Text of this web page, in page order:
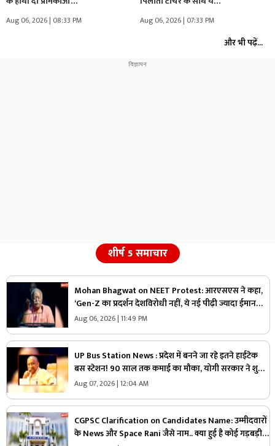
Aug 06, 2026 | 08:33 PM Aug 06, 2026 | 07:33 PM
और भी पढ़ें...
शीर्ष 5 समाचार
Mohan Bhagwat on NEET Protest: आरएसएस ने कहा,
‘Gen-Z का प्रदर्शन देशविरोधी नहीं, ये नई पीढ़ी ज्यादा ईमानदार
है’.. पढ़ें मोहन भागवत NEET प्रोटेस्ट पर और क्या कहा
Aug 06, 2026 | 11:49 PM
UP Bus Station News : प्रदेश में बनने जा रहे इतने हाईटेक
बस स्टेशन! 90 साल तक कमाई का मौका, योगी सरकार ने शुरू
की बड़ी योजना
Aug 07, 2026 | 12:04 AM
CGPSC Clarification on Candidates Name: उम्मीदवारों
के News और Space Rani जैसे नाम.. क्या हुई है कोई गड़बड़ी